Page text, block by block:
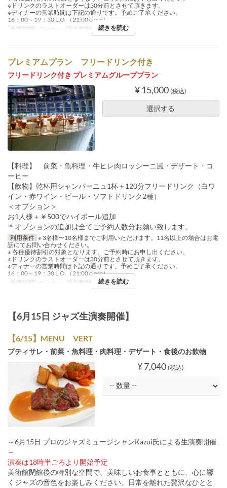
※ドリンクのラストオーダーは30分前とさせて頂きます。
※ディナーの営業時間は下記の通りです。予めご了承ください。
16：00～19：30 L.O.（21:00 close）
食事時間
ディナー 注文数制限 3 ~
続きを読む
プレミアムプラン フリードリンク付き
フリードリンク付き プレミアムグループプラン
¥ 15,000 (税込)
選択する
【料理】 前菜・魚料理・牛ヒレ肉ロッシーニ風・デザート・コ
ーヒー
【飲物】乾杯用シャンパーニュ1杯＋120分フリードリンク（白ワ
イン・赤ワイン・ビール・ソフトドリンク2種）
＜オプション＞
お1人様＋￥500でハイボール追加
＊オプションの追加は全てご予約人数分お願い致します。
利用条件 ※ 3名様〜10名様までご利用いただけます。11名以上の場合はお電
話にてお問い合わせください。
※ 各種優待割引の対象となります。ご予約時にお申し出ください。
※ドリンクのラストオーダーは30分前とさせて頂きます。
※ディナーの営業時間は下記の通りです。予めご了承ください。
16：00～19：30 L.O.（21:00 close）
食事時間
ディナー 注文数制限 3 ~ 9
続きを読む
【6月15日 ジャズ生演奏開催】
【6/15】MENU VERT
プティサレ・前菜・魚料理・肉料理・デザート・食後のお飲物
¥ 7,040 (税込)
～6月15日 プロのジャズミュージシャンKazui氏による生演奏開催
～
演奏は18時半ごろより開始予定
美術館閉館後の特別な空間で、美味しいお食事とともに、心に響
くジャズの音色をお楽しみください。日常を離れた贅沢なひとと